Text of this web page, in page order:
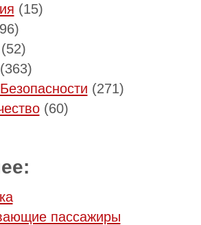
(15)
(271)
(60)
пассажиры